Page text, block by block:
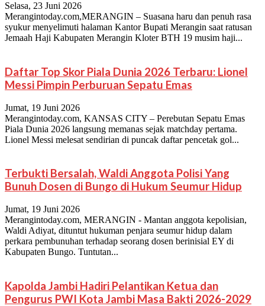
Selasa, 23 Juni 2026
Merangintoday.com,MERANGIN – Suasana haru dan penuh rasa
syukur menyelimuti halaman Kantor Bupati Merangin saat ratusan
Jemaah Haji Kabupaten Merangin Kloter BTH 19 musim haji...
Daftar Top Skor Piala Dunia 2026 Terbaru: Lionel
Messi Pimpin Perburuan Sepatu Emas
Jumat, 19 Juni 2026
Merangintoday.com, KANSAS CITY – Perebutan Sepatu Emas
Piala Dunia 2026 langsung memanas sejak matchday pertama.
Lionel Messi melesat sendirian di puncak daftar pencetak gol...
Terbukti Bersalah, Waldi Anggota Polisi Yang
Bunuh Dosen di Bungo di Hukum Seumur Hidup
Jumat, 19 Juni 2026
Merangintoday.com, MERANGIN - Mantan anggota kepolisian,
Waldi Adiyat, dituntut hukuman penjara seumur hidup dalam
perkara pembunuhan terhadap seorang dosen berinisial EY di
Kabupaten Bungo. Tuntutan...
Kapolda Jambi Hadiri Pelantikan Ketua dan
Pengurus PWI Kota Jambi Masa Bakti 2026-2029